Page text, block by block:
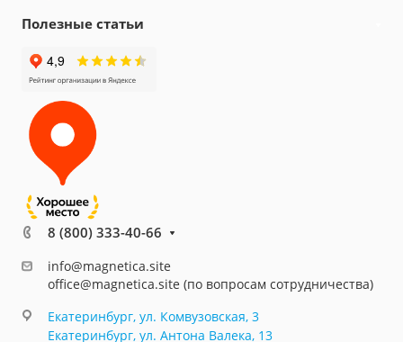
Полезные статьи
8 (800) 333-40-66
info@magnetica.site
office@magnetica.site (по вопросам сотрудничества)
Екатеринбург, ул. Комвузовская, 3
Екатеринбург, ул. Антона Валека, 13